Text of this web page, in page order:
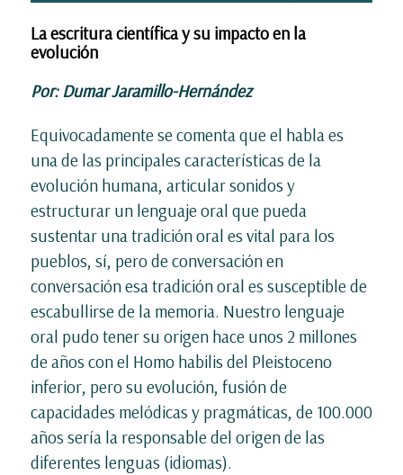
La escritura científica y su impacto en la
evolución
Por: Dumar Jaramillo-Hernández
Equivocadamente se comenta que el habla es
una de las principales características de la
evolución humana, articular sonidos y
estructurar un lenguaje oral que pueda
sustentar una tradición oral es vital para los
pueblos, sí, pero de conversación en
conversación esa tradición oral es susceptible de
escabullirse de la memoria. Nuestro lenguaje
oral pudo tener su origen hace unos 2 millones
de años con el Homo habilis del Pleistoceno
inferior, pero su evolución, fusión de
capacidades melódicas y pragmáticas, de 100.000
años sería la responsable del origen de las
diferentes lenguas (idiomas).